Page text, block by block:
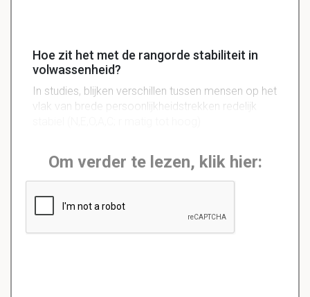
Hoe zit het met de rangorde stabiliteit in
volwassenheid?
In studies, blijken verschillen tussen mensen op het
vlak van brede persoonlijkheidstrekken redelijk
Om verder te lezen, klik hier: